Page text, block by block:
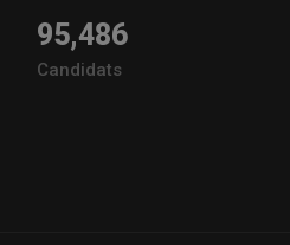
95,486
Candidats